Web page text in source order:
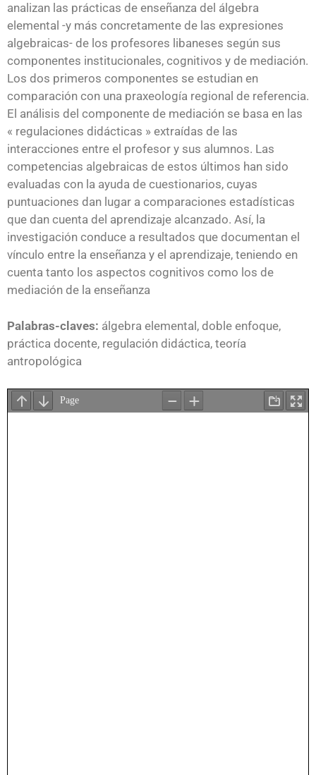
analizan las prácticas de enseñanza del álgebra
elemental -y más concretamente de las expresiones
algebraicas- de los profesores libaneses según sus
componentes institucionales, cognitivos y de mediación.
Los dos primeros componentes se estudian en
comparación con una praxeología regional de referencia.
El análisis del componente de mediación se basa en las
« regulaciones didácticas » extraídas de las
interacciones entre el profesor y sus alumnos. Las
competencias algebraicas de estos últimos han sido
evaluadas con la ayuda de cuestionarios, cuyas
puntuaciones dan lugar a comparaciones estadísticas
que dan cuenta del aprendizaje alcanzado. Así, la
investigación conduce a resultados que documentan el
vínculo entre la enseñanza y el aprendizaje, teniendo en
cuenta tanto los aspectos cognitivos como los de
mediación de la enseñanza
Palabras-claves: álgebra elemental, doble enfoque,
práctica docente, regulación didáctica, teoría
antropológica